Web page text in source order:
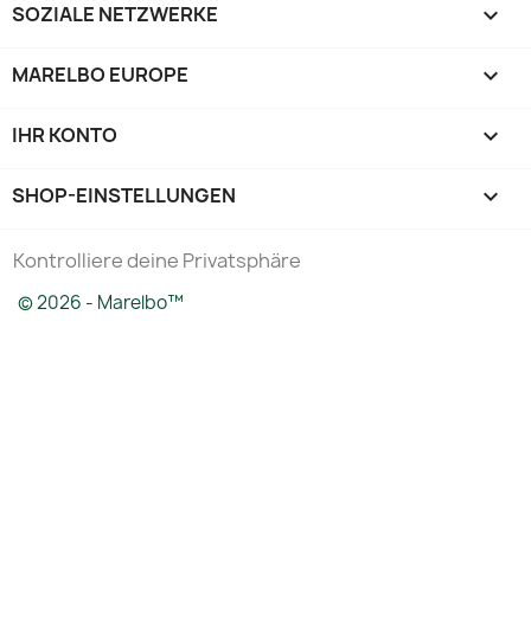
SOZIALE NETZWERKE 
MARELBO EUROPE 
IHR KONTO 
SHOP-EINSTELLUNGEN keyboard_arrow_down
Kontrolliere deine Privatsphäre
© 2026 - Marelbo™